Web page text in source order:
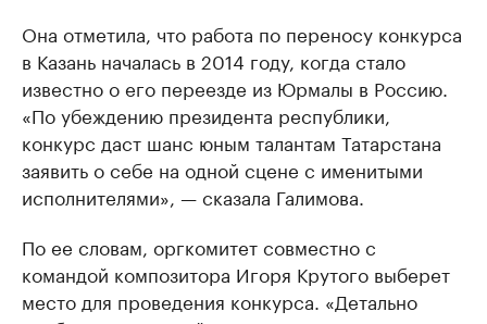
Она отметила, что работа по переносу конкурса
в Казань началась в 2014 году, когда стало
известно о его переезде из Юрмалы в Россию.
«По убеждению президента республики,
конкурс даст шанс юным талантам Татарстана
заявить о себе на одной сцене с именитыми
исполнителями», — сказала Галимова.
По ее словам, оргкомитет совместно с
командой композитора Игоря Крутого выберет
место для проведения конкурса. «Детально